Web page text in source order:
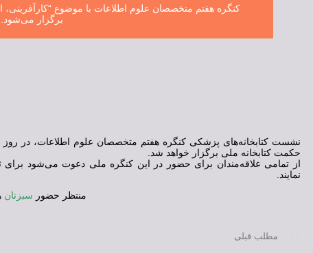
کنگره هفتم متخصصان علوم اطلاعات با موضوع
برگزار می‌شود.
حکمت کتابخانه ملی برگزار خواهد شد.
از تمامی علاقه‌مندان برای حضور در این کنگره ملی دعوت می‌شود برای
نمایند.
منتظر حضور سبزتان
مطلب قبلی